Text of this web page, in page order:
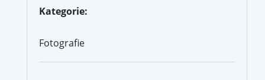
Kategorie:
Fotografie